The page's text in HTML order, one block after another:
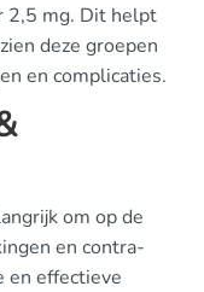
2,5 mg. Dit helpt
deze groepen
en complicaties.
om op de
en contra-
en effectieve